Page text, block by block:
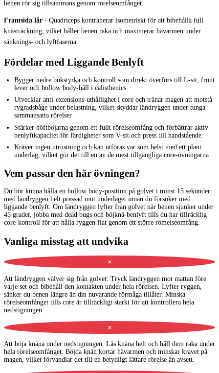
benen rör sig tillsammans genom rörelseomfånget.
Framsida lår - Quadriceps kontraherar isometriskt för att bibehålla full
knästräckning, vilket håller benen raka och maximerar hävarmen under
sänknings- och lyftfaserna.
Fördelar med Liggande Benlyft
Bygger nedre bukstyrka och kontroll som direkt överförs till L-sit, front
lever och hollow body-håll i calisthenics
Utvecklar anti-extensions-uthållighet i core och tränar magen att motstå
rygradsbåge under belastning, vilket skyddar ländryggen under tunga
sammansatta rörelser
Stärker höftböjarna genom ett fullt rörelseomfång och förbättrar aktiv
benlyftkapacitet för färdigheter som V-sit och press till handstående
Kräver ingen utrustning och kan utföras var som helst med ett plant
underlag, vilket gör det till en av de mest tillgängliga core-övningarna
Vem passar den här övningen?
Du bör kunna hålla en hollow body-position på golvet i minst 15 sekunder
med ländryggen helt pressad mot underlaget innan du försöker med
liggande benlyft. Om ländryggen lyfter från golvet när benen sjunker under
45 grader, jobba med dead bugs och böjknä-benlyft tills du har tillräcklig
core-kontroll för att hålla ryggen flat genom ett större römelseomfång.
Vanliga misstag att undvika
✕
Att ländryggen välver sig från golvet: Tryck ländryggen mot mattan före
varje set och bibehåll den kontakten under hela rörelsen. Lyfter ryggen,
sänker du benen längre än din nuvarande förmåga tillåter. Minska
rörelseomfånget tills core är tillräckligt starkt för att kontrollera hela
nedstigningen.
✕
Att böja knäna under nedstigningen: Lås knäna helt och håll dem raka under
hela rörelseomfånget. Böjda knän kortar hävarmen och minskar kravet på
magen, vilket förvandlar det till en betydligt lättare rörelse än avsett.